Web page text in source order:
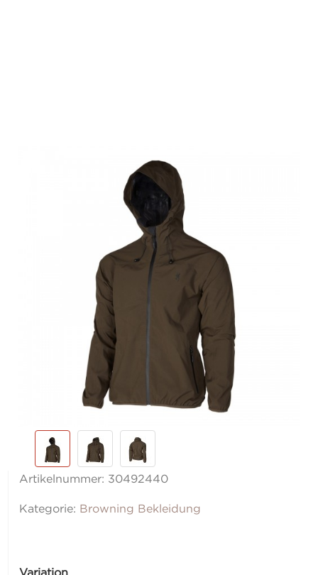
Artikelnummer: 30492440
Kategorie: Browning Bekleidung
Variation